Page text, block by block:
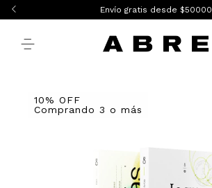
Envío gratis desde $50000
10% OFF
Comprando 3 o más